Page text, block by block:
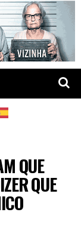
QUE
QUE